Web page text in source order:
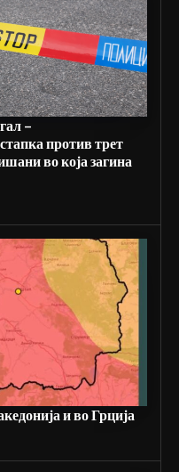
–
против трет
во која загина
и во Грција